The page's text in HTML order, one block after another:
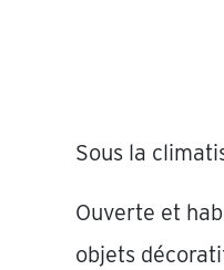
Sous la
Ouverte et
objets